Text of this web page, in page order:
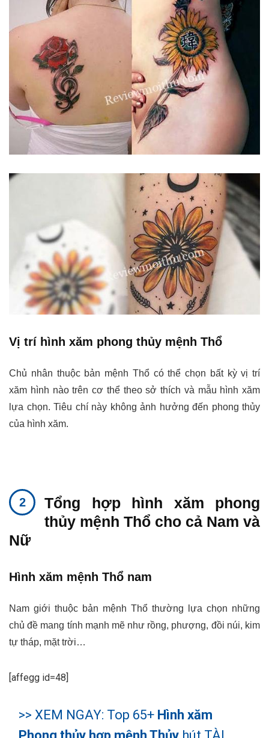
Vị trí hình xăm phong thủy mệnh Thổ
Chủ nhân thuộc bản mệnh Thổ có thể chọn bất kỳ vị trí
xăm hình nào trên cơ thể theo sở thích và mẫu hình xăm
lựa chọn. Tiêu chí này không ảnh hưởng đến phong thủy
của hình xăm.
Tổng hợp hình xăm phong
thủy mệnh Thổ cho cả Nam và
Nữ
Hình xăm mệnh Thổ nam
Nam giới thuộc bản mệnh Thổ thường lựa chọn những
chủ đề mang tính mạnh mẽ như rồng, phượng, đồi núi, kim
tự tháp, mặt trời…
[affegg id=48]
>> XEM NGAY: Top 65+ Hình xăm